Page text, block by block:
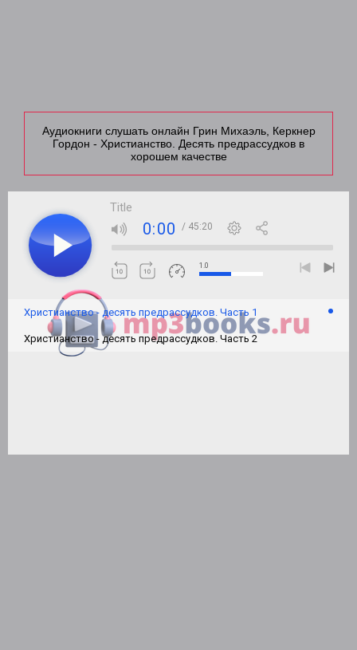
Аудиокниги слушать онлайн Грин Михаэль, Керкнер
Гордон - Христианство. Десять предрассудков в
хорошем качестве
Title
0:00 / 45:20
1.0
Христианство - десять предрассудков. Часть 1
Христианство - десять предрассудков. Часть 2